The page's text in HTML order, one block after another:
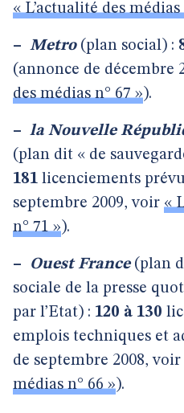
« L’actualité des médias
– Metro (plan social) :
(annonce de décembre
des médias n° 67 »).
– la Nouvelle
(plan dit « de
181 licenciements
septembre 2009, voir «
n° 71 »).
– Ouest France (plan
sociale de la presse
par l’Etat) : 120 à 130
emplois techniques et
de septembre 2008, voir
médias n° 66 »).